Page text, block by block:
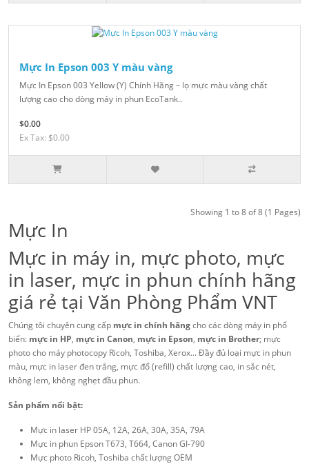
Mực In Epson 003 Y màu vàng
Mực In Epson 003 Yellow (Y) Chính Hãng – lọ mực màu vàng chất
lượng cao cho dòng máy in phun EcoTank..
$0.00
Ex Tax: $0.00
Showing 1 to 8 of 8 (1 Pages)
Mực In
Mực in máy in, mực photo, mực
in laser, mực in phun chính hãng
giá rẻ tại Văn Phòng Phẩm VNT
Chúng tôi chuyên cung cấp mực in chính hãngcho các dòng máy in phổ
biến: mực in HP, mực in Canon, mực in Epson, mực in Brother; mực
photo cho máy photocopy Ricoh, Toshiba, Xerox... Đầy đủ loại mực in phun
màu, mực in laser đen trắng, mực đổ (refill) chất lượng cao, in sắc nét,
không lem, không nghẹt đầu phun.
Sản phẩm nổi bật:
Mực in laser HP 05A, 12A, 26A, 30A, 35A, 79A
Mực in phun Epson T673, T664, Canon GI-790
Mực photo Ricoh, Toshiba chất lượng OEM